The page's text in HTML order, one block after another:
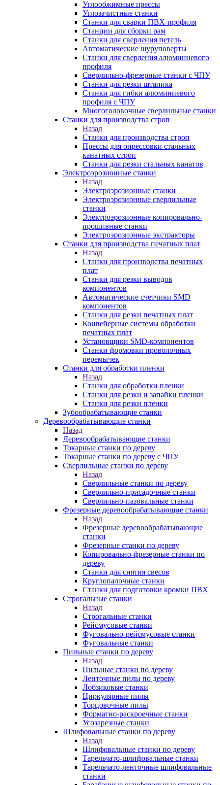
Углообжимные прессы
Углозачистные станки
Станки для сварки ПВХ-профиля
Станции для сборки рам
Станки для сверления петель
Автоматические шуруповерты
Станки для сверления алюминиевого
профиля
Сверлильно-фрезерные станки с ЧПУ
Станки для резки штапика
Станки для гибки алюминиевого
профиля с ЧПУ
Многоголовочные сверлильные станки
Станки для производства строп
Назад
Станки для производства строп
Прессы для опрессовки стальных
канатных строп
Станки для резки стальных канатов
Электроэрозионные станки
Назад
Электроэрозионные станки
Электроэрозионные сверлильные
станки
Электроэрозионные копировально-
прошивные станки
Электроэрозионные экстракторы
Станки для производства печатных плат
Назад
Станки для производства печатных
плат
Станки для резки выводов
компонентов
Автоматические счетчики SMD
компонентов
Станки для резки печатных плат
Конвейерные системы обработки
печатных плат
Установщики SMD-компонентов
Станки формовки проволочных
перемычек
Станки для обработки пленки
Назад
Станки для обработки пленки
Станки для резки и запайки пленки
Станки для резки пленки
Зубообрабатывающие станки
Деревообрабатывающие станки
Назад
Деревообрабатывающие станки
Токарные станки по дереву
Токарные станки по дереву с ЧПУ
Сверлильные станки по дереву
Назад
Сверлильные станки по дереву
Сверлильно-присадочные станки
Сверлильно-пазовальные станки
Фрезерные деревообрабатывающие станки
Назад
Фрезерные деревообрабатывающие
станки
Фрезерные станки по дереву
Копировально-фрезерные станки по
дереву
Станки для снятия свесов
Круглопалочные станки
Станки для подготовки кромки ПВХ
Строгальные станки
Назад
Строгальные станки
Рейсмусовые станки
Фуговально-рейсмусовые станки
Фуговальные станки
Пильные станки по дереву
Назад
Пильные станки по дереву
Ленточные пилы по дереву
Лобзиковые станки
Циркулярные пилы
Торцовочные пилы
Форматно-раскроечные станки
Усозарезные станки
Шлифовальные станки по дереву
Назад
Шлифовальные станки по дереву
Тарельчато-шлифовальные станки
Тарельчато-ленточные шлифовальные
станки